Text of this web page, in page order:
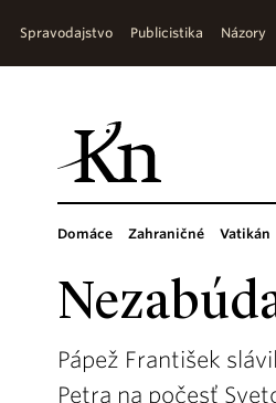
Spravodajstvo Publicistika Názory
Domáce Zahraničné Vatikán
Pápež František
Petra na počesť